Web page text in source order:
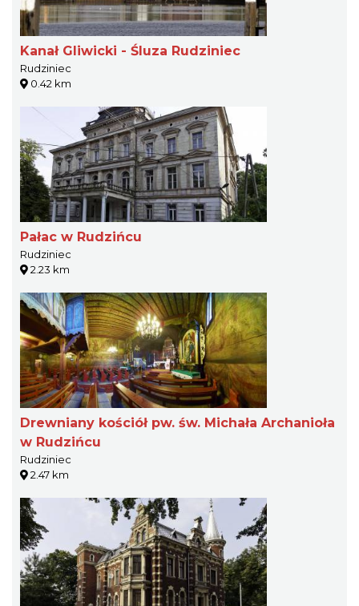
Kanał Gliwicki - Śluza Rudziniec
Rudziniec
0.42 km
Pałac w Rudzińcu
Rudziniec
2.23 km
Drewniany kościół pw. św. Michała Archanioła
w Rudzińcu
Rudziniec
2.47 km